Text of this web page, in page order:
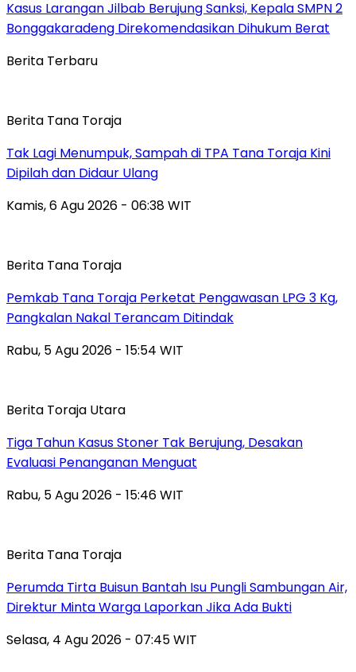
Kasus Larangan Jilbab Berujung Sanksi, Kepala SMPN 2
Bonggakaradeng Direkomendasikan Dihukum Berat
Berita Terbaru
Berita Tana Toraja
Tak Lagi Menumpuk, Sampah di TPA Tana Toraja Kini
Dipilah dan Didaur Ulang
Kamis, 6 Agu 2026 - 06:38 WIT
Berita Tana Toraja
Pemkab Tana Toraja Perketat Pengawasan LPG 3 Kg,
Pangkalan Nakal Terancam Ditindak
Rabu, 5 Agu 2026 - 15:54 WIT
Berita Toraja Utara
Tiga Tahun Kasus Stoner Tak Berujung, Desakan
Evaluasi Penanganan Menguat
Rabu, 5 Agu 2026 - 15:46 WIT
Berita Tana Toraja
Perumda Tirta Buisun Bantah Isu Pungli Sambungan Air,
Direktur Minta Warga Laporkan Jika Ada Bukti
Selasa, 4 Agu 2026 - 07:45 WIT